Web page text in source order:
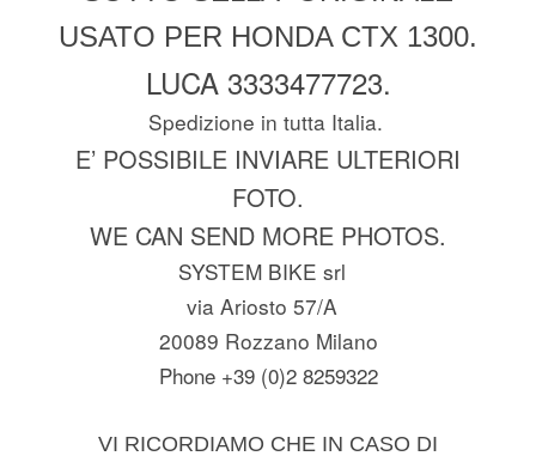
USATO PER HONDA CTX 1300.
LUCA 3333477723.
Spedizione in tutta Italia.
E’ POSSIBILE INVIARE ULTERIORI
FOTO.
WE CAN SEND MORE PHOTOS.
SYSTEM BIKE srl
via Ariosto 57/A
20089 Rozzano Milano
Phone +39 (0)2 8259322
VI RICORDIAMO CHE IN CASO DI